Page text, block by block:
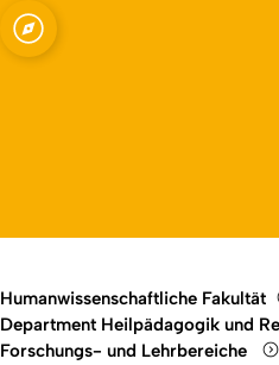
Menschen mit
Open quicklink menu
Humanwissenschaftliche Fakultät
Department Heilpädagogik und
Forschungs- und Lehrbereiche